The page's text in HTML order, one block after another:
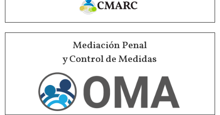
Mediación Penal
y Control de Medidas